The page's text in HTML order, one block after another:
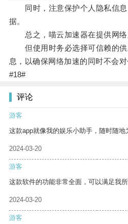
同时，注意保护个人隐私信息
据。
总之，喵云加速器在提供网络
但使用时务必选择可信赖的供
息，以确保网络加速的同时不会对
#18#
评论
游客
这款app就像我的娱乐小助手，随时随地
2024-03-20
游客
这款软件的功能非常全面，可以满足我所
2024-03-20
游客